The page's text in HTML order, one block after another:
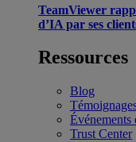
TeamViewer
d’IA par ses
Ressources
Blog
Événements
Trust Center